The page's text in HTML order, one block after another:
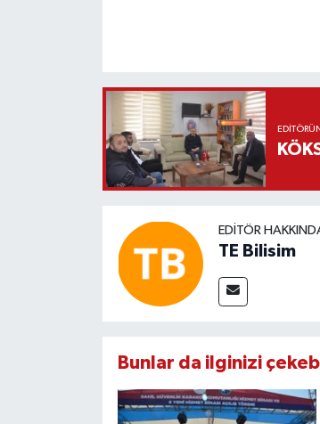
EDITÖR
TE Bilisim
Bunlar da ilginizi